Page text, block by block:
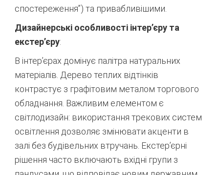
спостереження”) та привабливішими.
Дизайнерські особливості інтер’єру та
екстер’єру:
В інтер’єрах домінує палітра натуральних
матеріалів. Дерево теплих відтінків
контрастує з графітовим металом торгового
обладнання. Важливим елементом є
світлодизайн: використання трекових систем
освітлення дозволяє змінювати акценти в
залі без будівельних втручань. Екстер’єрні
рішення часто включають вхідні групи з